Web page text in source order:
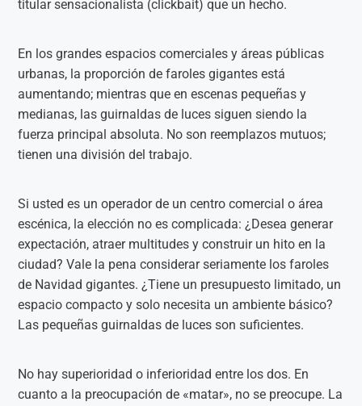
titular sensacionalista (clickbait) que un hecho.
En los grandes espacios comerciales y áreas públicas
urbanas, la proporción de faroles gigantes está
aumentando; mientras que en escenas pequeñas y
medianas, las guirnaldas de luces siguen siendo la
fuerza principal absoluta. No son reemplazos mutuos;
tienen una división del trabajo.
Si usted es un operador de un centro comercial o área
escénica, la elección no es complicada: ¿Desea generar
expectación, atraer multitudes y construir un hito en la
ciudad? Vale la pena considerar seriamente los faroles
de Navidad gigantes. ¿Tiene un presupuesto limitado, un
espacio compacto y solo necesita un ambiente básico?
Las pequeñas guirnaldas de luces son suficientes.
No hay superioridad o inferioridad entre los dos. En
cuanto a la preocupación de «matar», no se preocupe. La